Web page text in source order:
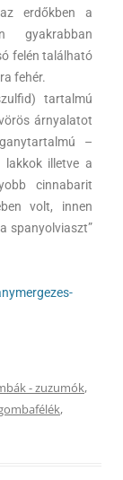
erdőkben a
gyakrabban
felén található
fehér.
tartalmú
árnyalatot
–
lakkok illetve a
cinnabarit
volt, innen
spanyolviaszt”
- zuzumók,
,